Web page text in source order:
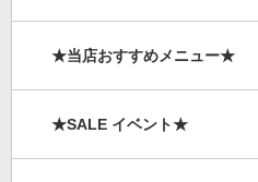
★当店おすすめメニュー★
★SALE イベント★